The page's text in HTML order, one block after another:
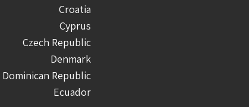
Croatia
Cyprus
Czech Republic
Denmark
Dominican Republic
Ecuador